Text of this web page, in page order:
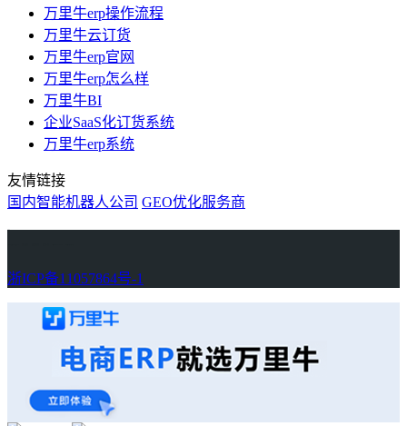
万里牛erp操作流程
万里牛云订货
万里牛erp官网
万里牛erp怎么样
万里牛BI
企业SaaS化订货系统
万里牛erp系统
友情链接
国内智能机器人公司 GEO优化服务商
浙ICP备11057864号-1